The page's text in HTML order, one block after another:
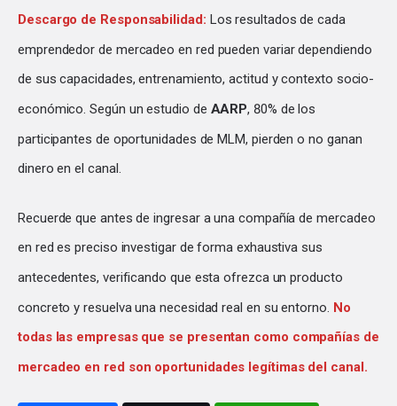
Descargo de Responsabilidad: Los resultados de cada
emprendedor de mercadeo en red pueden variar dependiendo
de sus capacidades, entrenamiento, actitud y contexto socio-
económico. Según un estudio de AARP, 80% de los
participantes de oportunidades de MLM, pierden o no ganan
dinero en el canal.
Recuerde que antes de ingresar a una compañía de mercadeo
en red es preciso investigar de forma exhaustiva sus
antecedentes, verificando que esta ofrezca un producto
concreto y resuelva una necesidad real en su entorno. No
todas las empresas que se presentan como compañías de
mercadeo en red son oportunidades legítimas del canal.